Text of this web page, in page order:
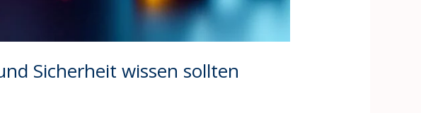
Sicherheit wissen sollten